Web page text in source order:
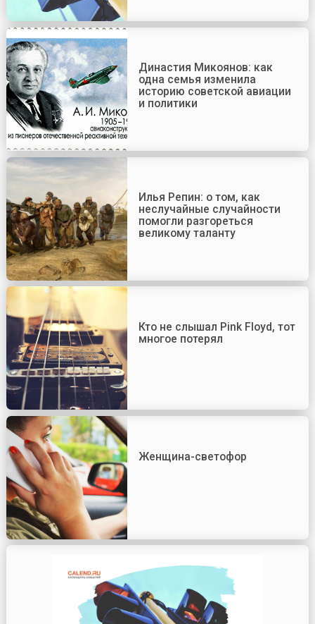
Династия Микоянов: как
одна семья изменила
историю советской авиации
и политики
Илья Репин: о том, как
неслучайные случайности
помогли разгореться
великому таланту
Кто не слышал Pink Floyd, тот
многое потерял
Женщина-светофор